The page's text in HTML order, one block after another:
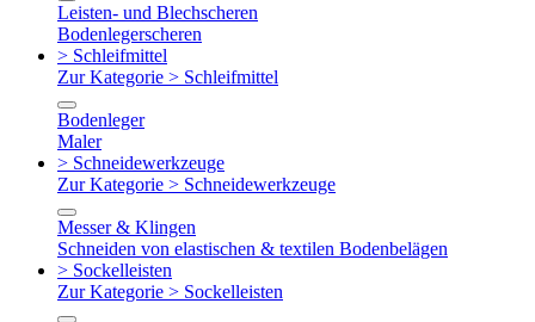
Leisten- und Blechscheren
Bodenlegerscheren
> Schleifmittel
Zur Kategorie > Schleifmittel
Bodenleger
Maler
> Schneidewerkzeuge
Zur Kategorie > Schneidewerkzeuge
Messer & Klingen
Schneiden von elastischen & textilen Bodenbelägen
> Sockelleisten
Zur Kategorie > Sockelleisten